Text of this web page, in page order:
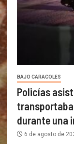
BAJO CARACOLES
Policías
transportaba
durante una
6 de agosto de